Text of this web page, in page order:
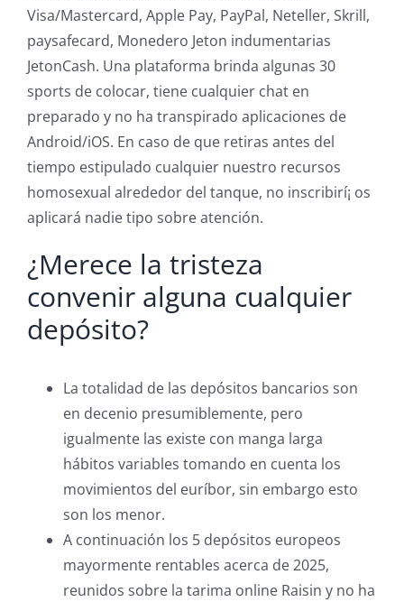
Visa/Mastercard, Apple Pay, PayPal, Neteller, Skrill,
paysafecard, Monedero Jeton indumentarias
JetonCash. Una plataforma brinda algunas 30
sports de colocar, tiene cualquier chat en
preparado y no ha transpirado aplicaciones de
Android/iOS. En caso de que retiras antes del
tiempo estipulado cualquier nuestro recursos
homosexual alrededor del tanque, no inscribirí¡ os
aplicará nadie tipo sobre atención.
¿Merece la tristeza
convenir alguna cualquier
depósito?
La totalidad de las depósitos bancarios son
en decenio presumiblemente, pero
igualmente las existe con manga larga
hábitos variables tomando en cuenta los
movimientos del euríbor, sin embargo esto
son los menor.
A continuación los 5 depósitos europeos
mayormente rentables acerca de 2025,
reunidos sobre la tarima online Raisin y no ha